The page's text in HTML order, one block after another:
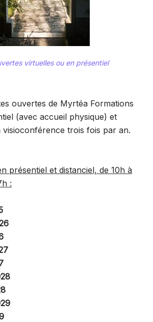
: RÉFLEXOLOGIE
: RÉFLEXOLOGIE
CONSULTANT
AROMA
RÉFLEXOLOGIE
COMMUNICATION
L'INSTALLATION ET
ET
PRATIQUE
PRATIQUE
MYRTÉA
EN
GLOBALE
SUBTILE
(RECONNU PAR LE
AU FENG SHUI
/ MYRTÉA
virtuelles ou en présentiel
ouvertes de Myrtéa Formations
(avec accueil physique) et
visioconférence trois fois par an.
présentiel et distanciel, de 10h à
: